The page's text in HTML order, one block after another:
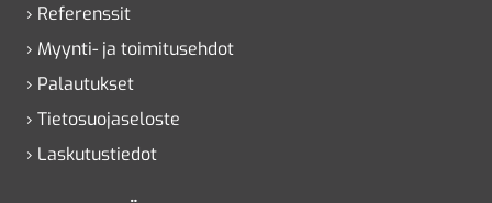
› Referenssit
› Myynti- ja toimitusehdot
› Palautukset
› Tietosuojaseloste
› Laskutustiedot